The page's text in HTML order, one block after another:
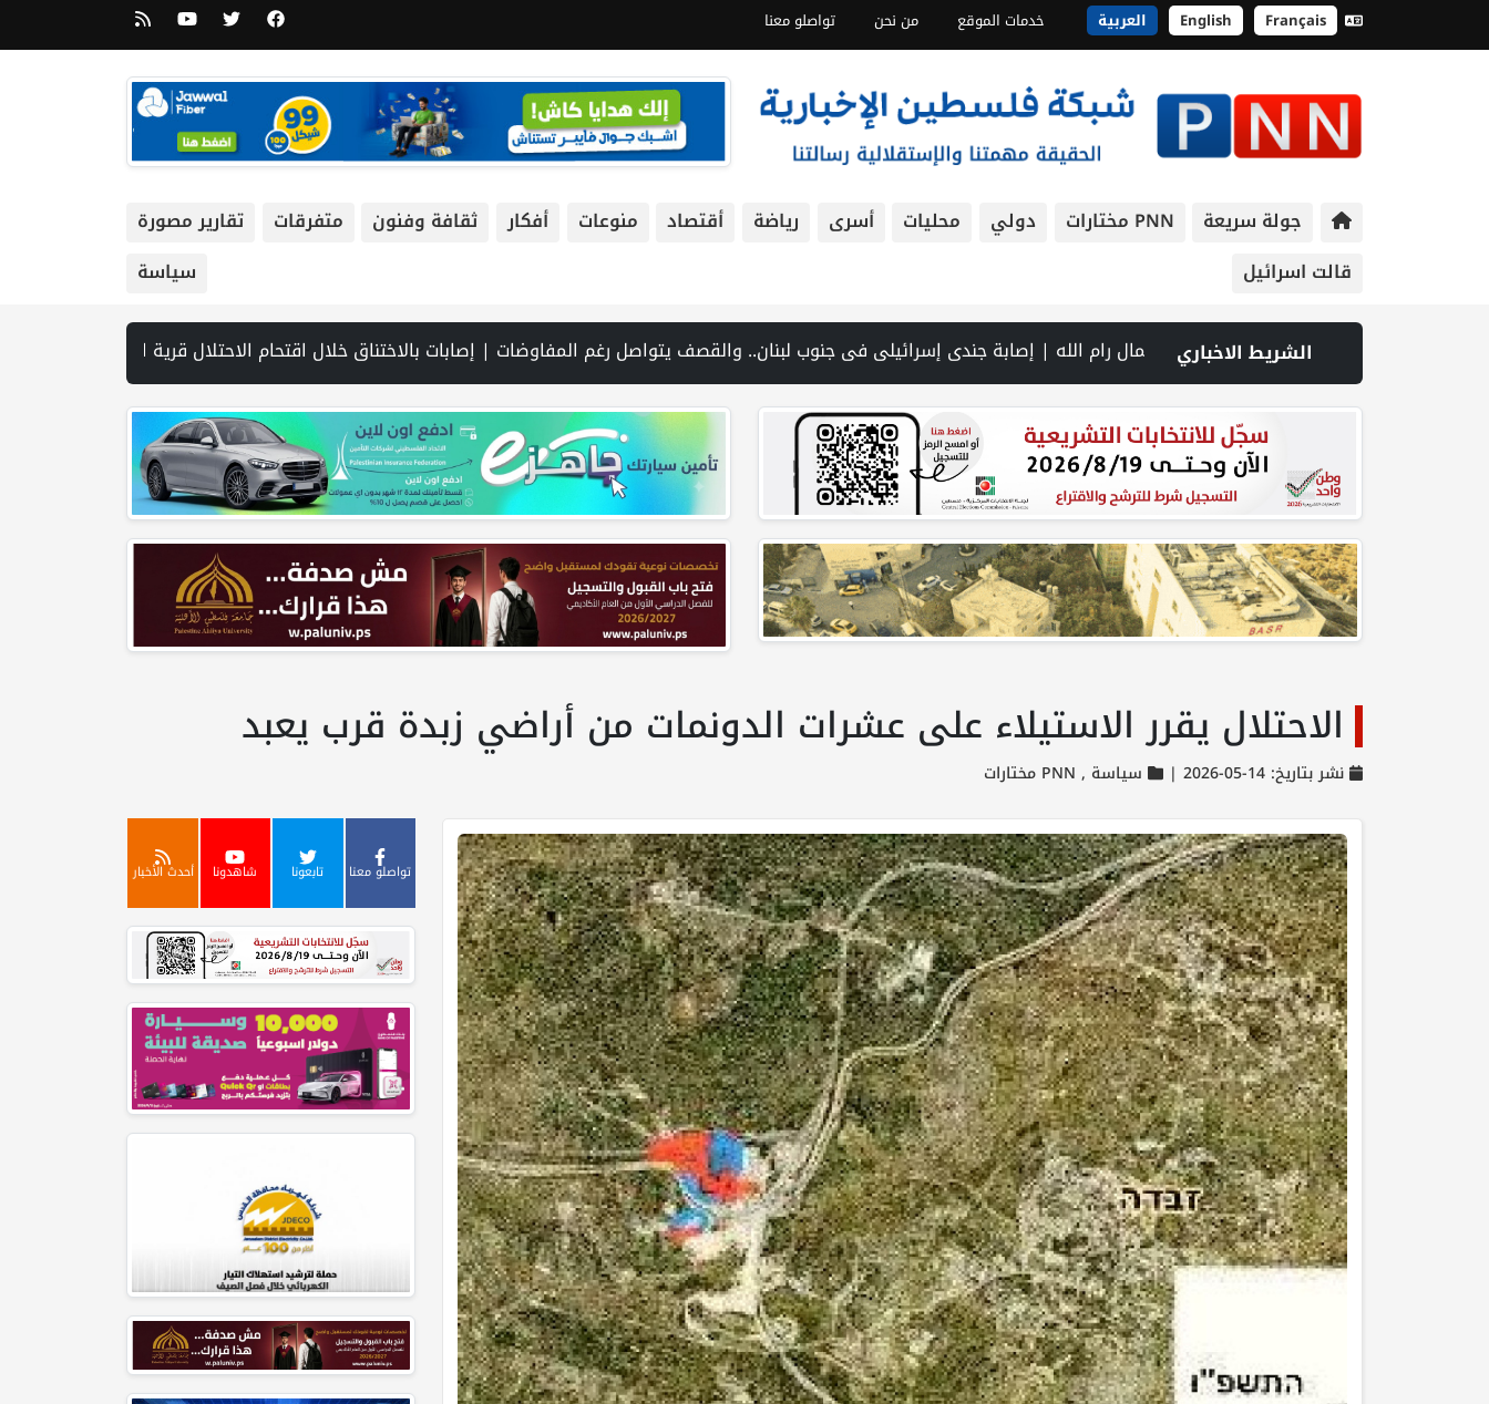
English Français العربية خدمات الموقع من نحن تواصلو معنا
جولة سريعة PNN مختارات دولي محليات أسرى رياضة أقتصاد منوعات أفكار ثقافة وفنون متفرقات
تقارير مصورة
قالت اسرائيل
سياسة
الشريط الاخباري
رام الله | إصابة جندي إسرائيلي في جنوب لبنان.. والقصف يتواصل رغم المفاوضات | إصابات بالاختناق خلال اقتحام الاحتلال قرية المغير شمال شرق رام الله | منظمة التحرير: منظمة إسرائيلية توفر دعمًا للمستوطنين المتهمين بجرائم ضد الفلسطينيين | فانس: نضغط على إيران لفتح مضيق هرمز.. وطهران تتحدث عن مسار ملاحي مؤقت | مجلس الأمن يعقد الثلاثاء جلسة بشأن الضفة الغربية | مشاركون في ورشة
الاحتلال يقرر الاستيلاء على عشرات الدونمات من أراضي زبدة قرب يعبد
نشر بتاريخ: 14-05-2026 | سياسة , PNN مختارات
تواصلو معنا تابعونا شاهدونا أحدث الأخبار